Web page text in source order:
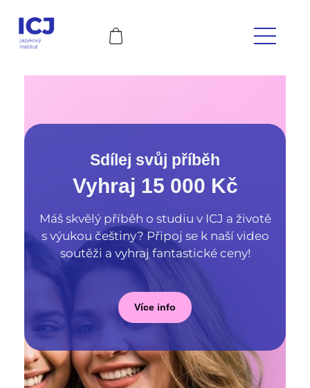
Sdílej svůj příběh
Vyhraj 15 000 Kč
Máš skvělý příběh o studiu v ICJ a životě
s výukou češtiny? Připoj se k naší video
soutěži a vyhraj fantastické ceny!
Více info